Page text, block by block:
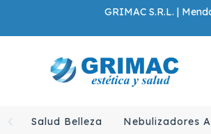
GRIMAC S.R.L. |
Salud Belleza Nebulizadores